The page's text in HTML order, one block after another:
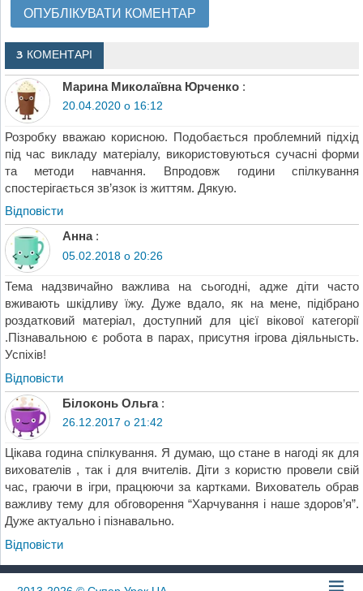
3 КОМЕНТАРІ
Марина Миколаївна Юрченко :
20.04.2020 о 16:12
Розробку вважаю корисною. Подобається проблемний підхід
під час викладу матеріалу, використовуються сучасні форми
та методи навчання. Впродовж години спілкування
спостерігається зв’язок із життям. Дякую.
Відповіcти
Анна :
05.02.2018 о 20:26
Тема надзвичайно важлива на сьогодні, адже діти часто
вживають шкідливу їжу. Дуже вдало, як на мене, підібрано
роздатковий матеріал, доступний для цієї вікової категорії
.Пізнавальною є робота в парах, присутня ігрова дiяльнысть.
Успiхiв!
Відповіcти
Білоконь Ольга :
26.12.2017 о 21:42
Цікава година спілкування. Я думаю, що стане в нагоді як для
вихователів , так і для вчителів. Діти з користю провели свій
час, граючи в ігри, працюючи за картками. Вихователь обрав
важливу тему для обговорення “Харчування і наше здоров’я”.
Дуже актуально і пізнавально.
Відповіcти